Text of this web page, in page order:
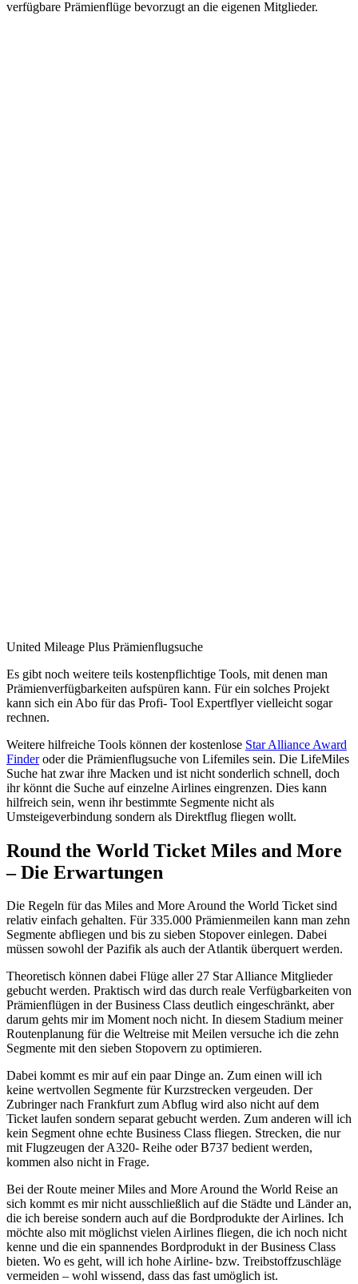
verfügbare Prämienflüge bevorzugt an die eigenen Mitglieder.
United Mileage Plus Prämienflugsuche
Es gibt noch weitere teils kostenpflichtige Tools, mit denen man
Prämienverfügbarkeiten aufspüren kann. Für ein solches Projekt
kann sich ein Abo für das Profi- Tool Expertflyer vielleicht sogar
rechnen.
Weitere hilfreiche Tools können der kostenlose Star Alliance Award
Finderoder die Prämienflugsuche von Lifemiles sein. Die LifeMiles
Suche hat zwar ihre Macken und ist nicht sonderlich schnell, doch
ihr könnt die Suche auf einzelne Airlines eingrenzen. Dies kann
hilfreich sein, wenn ihr bestimmte Segmente nicht als
Umsteigeverbindung sondern als Direktflug fliegen wollt.
Round the World Ticket Miles and More
– Die Erwartungen
Die Regeln für das Miles and More Around the World Ticket sind
relativ einfach gehalten. Für 335.000 Prämienmeilen kann man zehn
Segmente abfliegen und bis zu sieben Stopover einlegen. Dabei
müssen sowohl der Pazifik als auch der Atlantik überquert werden.
Theoretisch können dabei Flüge aller 27 Star Alliance Mitglieder
gebucht werden. Praktisch wird das durch reale Verfügbarkeiten von
Prämienflügen in der Business Class deutlich eingeschränkt, aber
darum gehts mir im Moment noch nicht. In diesem Stadium meiner
Routenplanung für die Weltreise mit Meilen versuche ich die zehn
Segmente mit den sieben Stopovern zu optimieren.
Dabei kommt es mir auf ein paar Dinge an. Zum einen will ich
keine wertvollen Segmente für Kurzstrecken vergeuden. Der
Zubringer nach Frankfurt zum Abflug wird also nicht auf dem
Ticket laufen sondern separat gebucht werden. Zum anderen will ich
kein Segment ohne echte Business Class fliegen. Strecken, die nur
mit Flugzeugen der A320- Reihe oder B737 bedient werden,
kommen also nicht in Frage.
Bei der Route meiner Miles and More Around the World Reise an
sich kommt es mir nicht ausschließlich auf die Städte und Länder an,
die ich bereise sondern auch auf die Bordprodukte der Airlines. Ich
möchte also mit möglichst vielen Airlines fliegen, die ich noch nicht
kenne und die ein spannendes Bordprodukt in der Business Class
bieten. Wo es geht, will ich hohe Airline- bzw. Treibstoffzuschläge
vermeiden – wohl wissend, dass das fast umöglich ist.